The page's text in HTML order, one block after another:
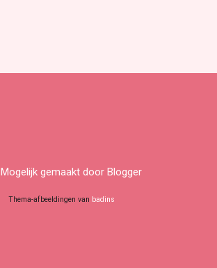
Mogelijk gemaakt door Blogger
Thema-afbeeldingen van badins